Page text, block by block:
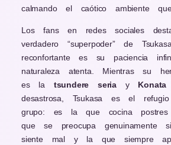
calmando el caótico ambiente
Los fans en redes sociales
verdadero “superpoder” de
reconfortante es su paciencia
naturaleza atenta. Mientras su
es la tsundere seria y
desastrosa, Tsukasa es el
grupo: es la que cocina
que se preocupa genuinamente
siente mal y la que siempre